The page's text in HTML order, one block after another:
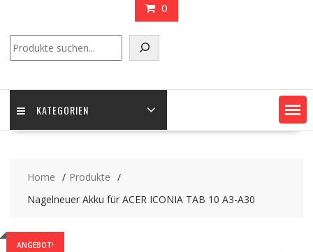
0
KATEGORIEN
Home
Produkte
Nagelneuer Akku für ACER ICONIA TAB 10 A3-A30
ANGEBOT!